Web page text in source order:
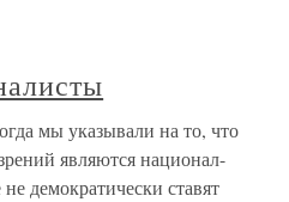
мы указывали на то, что
являются национал-
демократически ставят